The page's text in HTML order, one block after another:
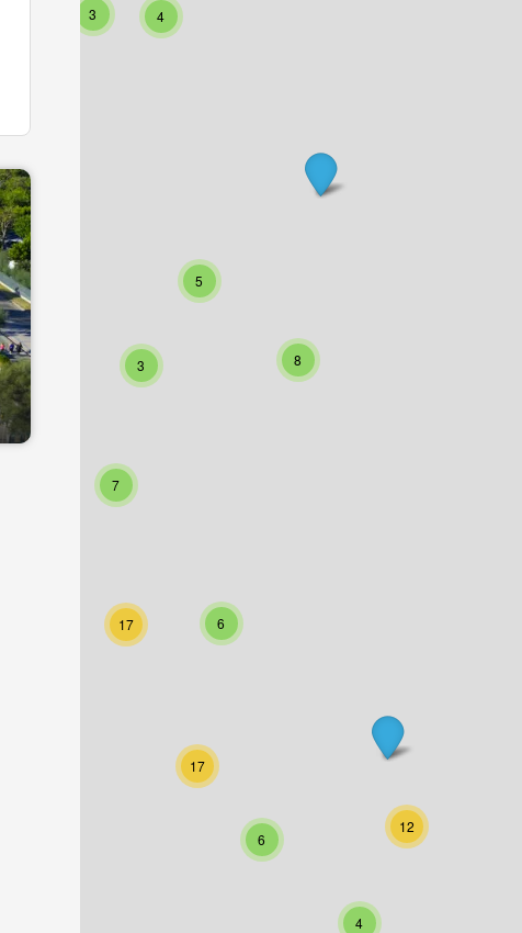
7
17 6
6
17
4
12
3 8
4
5
3